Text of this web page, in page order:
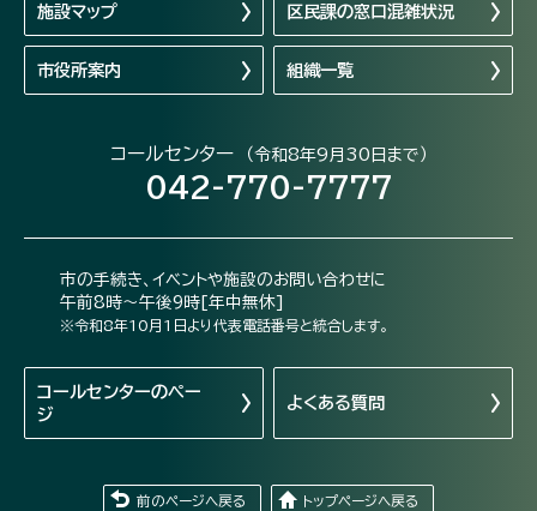
施設マップ 区民課の窓口混雑状況
市役所案内 組織一覧
コールセンター （令和8年9月30日まで）
042-770-7777
市の手続き、イベントや施設のお問い合わせに
午前8時～午後9時[年中無休]
※令和8年10月1日より代表電話番号と統合します。
コールセンターのペー
ジ
よくある質問
前のページへ戻る トップページへ戻る